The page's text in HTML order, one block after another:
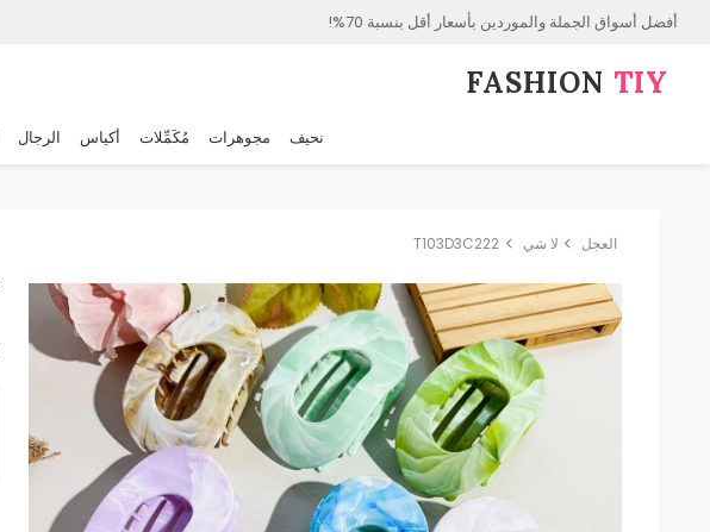
أفضل أسواق الجملة والموردين بأسعار أقل بنسبة 70%!
FASHION⁠ TIY
نحيف مجوهرات مُكَمِّلات أكياس الرجال
العجل لا شي T103D3C222